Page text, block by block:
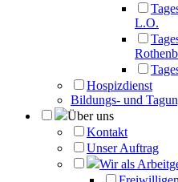
L.O.
Hospizdienst
Bildungs- und
Über uns
Kontakt
Unser Auftrag
Wir als